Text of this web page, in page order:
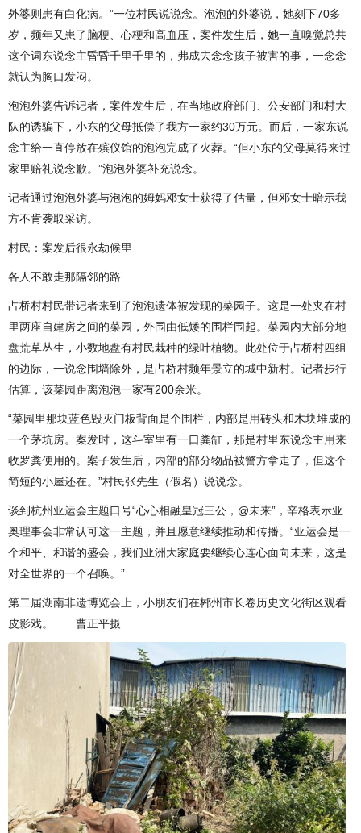
外婆则患有白化病。”一位村民说说念。泡泡的外婆说，她刻下70多
岁，频年又患了脑梗、心梗和高血压，案件发生后，她一直嗅觉总共
这个词东说念主昏昏千里千里的，弗成去念念孩子被害的事，一念念
就认为胸口发闷。
泡泡外婆告诉记者，案件发生后，在当地政府部门、公安部门和村大
队的诱骗下，小东的父母抵偿了我方一家约30万元。而后，一家东说
念主给一直停放在殡仪馆的泡泡完成了火葬。“但小东的父母莫得来过
家里赔礼说念歉。”泡泡外婆补充说念。
记者通过泡泡外婆与泡泡的姆妈邓女士获得了估量，但邓女士暗示我
方不肯袭取采访。
村民：案发后很永劫候里
各人不敢走那隔邻的路
占桥村村民带记者来到了泡泡遗体被发现的菜园子。这是一处夹在村
里两座自建房之间的菜园，外围由低矮的围栏围起。菜园内大部分地
盘荒草丛生，小数地盘有村民栽种的绿叶植物。此处位于占桥村四组
的边际，一说念围墙除外，是占桥村频年景立的城中新村。记者步行
估算，该菜园距离泡泡一家有200余米。
“菜园里那块蓝色毁灭门板背面是个围栏，内部是用砖头和木块堆成的
一个茅坑房。案发时，这斗室里有一口粪缸，那是村里东说念主用来
收罗粪便用的。案子发生后，内部的部分物品被警方拿走了，但这个
简短的小屋还在。”村民张先生（假名）说说念。
谈到杭州亚运会主题口号“心心相融皇冠三公，@未来”，辛格表示亚
奥理事会非常认可这一主题，并且愿意继续推动和传播。“亚运会是一
个和平、和谐的盛会，我们亚洲大家庭要继续心连心面向未来，这是
对全世界的一个召唤。”
第二届湖南非遗博览会上，小朋友们在郴州市长卷历史文化街区观看
皮影戏。 曹正平摄